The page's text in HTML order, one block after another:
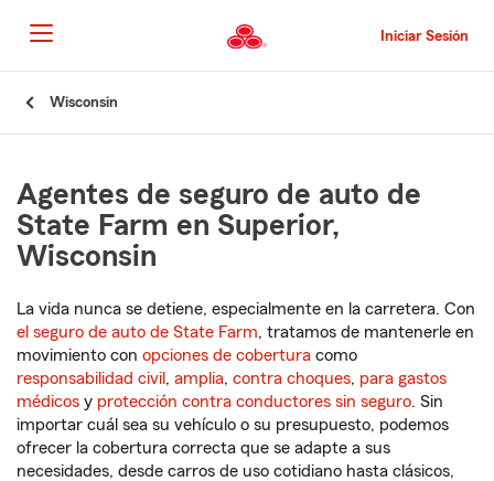
al
contenido
principal
Iniciar Sesión
Wisconsin
Agentes de seguro de auto de
State Farm en Superior,
Wisconsin
La vida nunca se detiene, especialmente en la carretera. Con
el seguro de auto de State Farm, tratamos de mantenerle en
movimiento con opciones de cobertura como
responsabilidad civil , amplia, contra choques, para gastos
médicos y protección contra conductores sin seguro. Sin
importar cuál sea su vehículo o su presupuesto, podemos
ofrecer la cobertura correcta que se adapte a sus
necesidades, desde carros de uso cotidiano hasta clásicos,